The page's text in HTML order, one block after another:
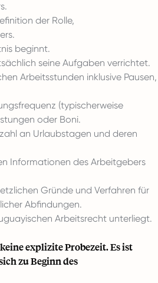
der Rolle,
beginnt.
seine Aufgaben verrichtet.
Arbeitsstunden inklusive Pausen,
(typischerweise
oder Boni.
an Urlaubstagen und deren
Informationen des Arbeitgebers
Gründe und Verfahren für
Abfindungen.
Arbeitsrecht unterliegt.
explizite Probezeit. Es ist
zu Beginn des